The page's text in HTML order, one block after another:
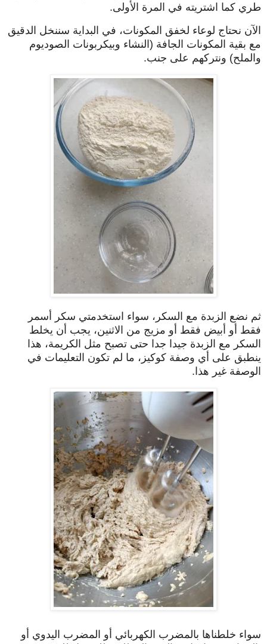
طري كما اشتريته في المرة الأولى.
الآن نحتاج لوعاء لخفق المكونات، في البداية سننخل الدقيق
مع بقية المكونات الجافة (النشاء وبيكربونات الصوديوم
والملح) ونتركهم على جنب.
ثم نضع الزبدة مع السكر، سواء استخدمتي سكر أسمر
فقط أو أبيض فقط أو مزيج من الاثنين، يجب أن يخلط
السكر مع الزبدة جيدا جدا حتى تصبح مثل الكريمة، هذا
ينطبق على أي وصفة كوكيز، ما لم تكون التعليمات في
الوصفة غير هذا.
سواء خلطناها بالمضرب الكهربائي أو المضرب اليدوي أو